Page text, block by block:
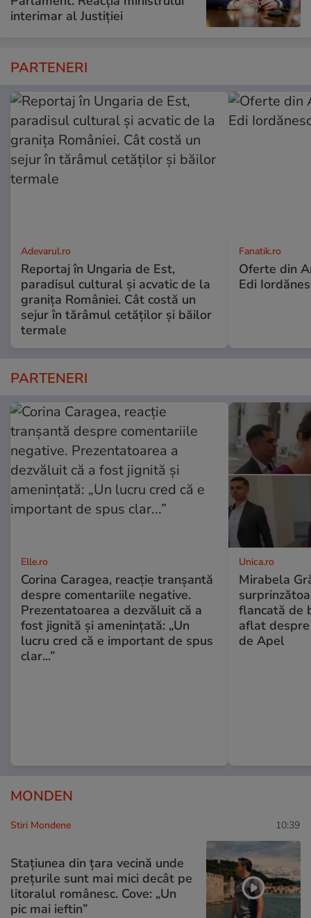
interimar al Justiției
PARTENERI
Adevarul.ro
Reportaj în Ungaria de Est,
paradisul cultural și acvatic de la
granița României. Cât costă un
sejur în tărâmul cetăților și băilor
termale
Fanatik.ro
Oferte din
Edi
PARTENERI
Elle.ro
Corina Caragea, reacție tranșantă
despre comentariile negative.
Prezentatoarea a dezvăluit că a
fost jignită și amenințată: „Un
lucru cred că e important de spus
clar...”
Unica.ro
Mirabela
flancată de
aflat
de Apel
MONDEN
Stiri Mondene 10:39
Stațiunea din țara vecină unde
prețurile sunt mai mici decât pe
litoralul românesc. Cove: „Un
pic mai ieftin”